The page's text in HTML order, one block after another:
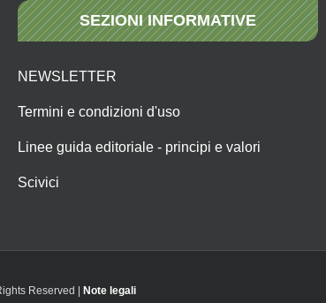
SEZIONI INFORMATIVE
NEWSLETTER
Termini e condizioni d'uso
Linee guida editoriale - principi e valori
Scivici
Reserved | Note legali